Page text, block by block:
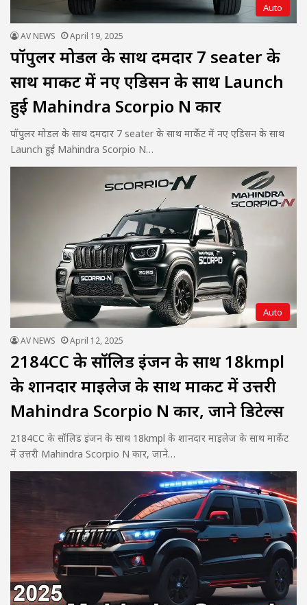
Auto
AV NEWS April 19, 2025
पॉपुलर मोडल के साथ दमदार 7 seater के
साथ मार्केट में नए एडिसन के साथ Launch
हुई Mahindra Scorpio N कार
पॉपुलर मोडल के साथ दमदार 7 seater के साथ मार्केट में नए एडिसन के साथ
Launch हुई Mahindra Scorpio N…
Auto
AV NEWS April 12, 2025
2184CC के सॉलिड इंजन के साथ 18kmpl
के शानदार माइलेज के साथ मार्केट में उत्तरी
Mahindra Scorpio N कार, जाने डिटेल्स
2184CC के सॉलिड इंजन के साथ 18kmpl के शानदार माइलेज के साथ मार्केट
में उत्तरी Mahindra Scorpio N कार, जाने…